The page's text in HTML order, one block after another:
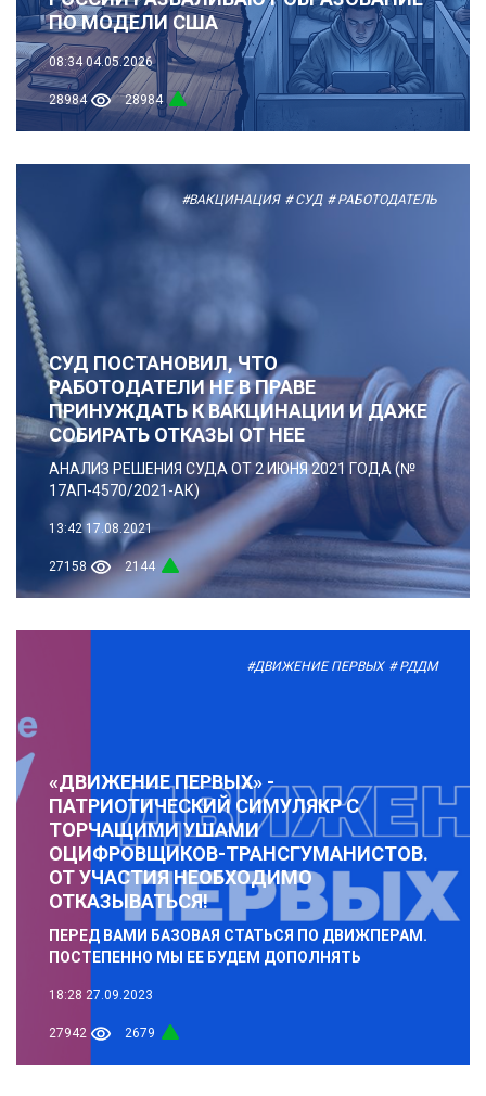
ПО МОДЕЛИ США
08:34 04.05.2026
28984 28984
#ВАКЦИНАЦИЯ # СУД # РАБОТОДАТЕЛЬ
СУД ПОСТАНОВИЛ, ЧТО
РАБОТОДАТЕЛИ НЕ В ПРАВЕ
ПРИНУЖДАТЬ К ВАКЦИНАЦИИ И ДАЖЕ
СОБИРАТЬ ОТКАЗЫ ОТ НЕЕ
АНАЛИЗ РЕШЕНИЯ СУДА ОТ 2 ИЮНЯ 2021 ГОДА (№
17АП-4570/2021-АК)
13:42 17.08.2021
27158 2144
#ДВИЖЕНИЕ ПЕРВЫХ # РДДМ
«ДВИЖЕНИЕ ПЕРВЫХ» -
ПАТРИОТИЧЕСКИЙ СИМУЛЯКР С
ТОРЧАЩИМИ УШАМИ
ОЦИФРОВЩИКОВ-ТРАНСГУМАНИСТОВ.
ОТ УЧАСТИЯ НЕОБХОДИМО
ОТКАЗЫВАТЬСЯ!
ПЕРЕД ВАМИ БАЗОВАЯ СТАТЬСЯ ПО ДВИЖПЕРАМ.
ПОСТЕПЕННО МЫ ЕЕ БУДЕМ ДОПОЛНЯТЬ
18:28 27.09.2023
27942 2679